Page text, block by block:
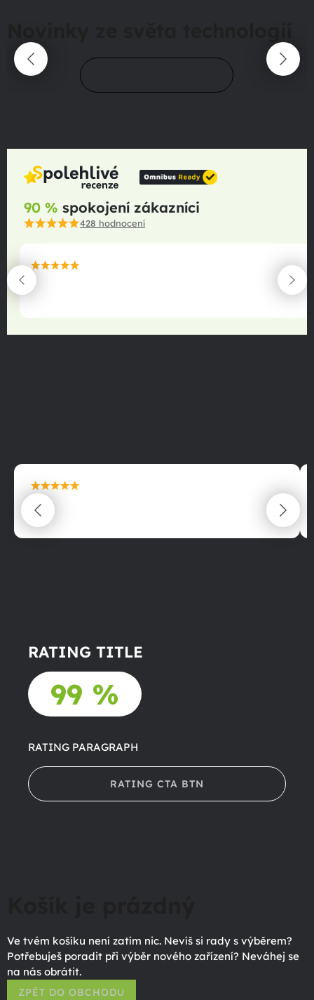
90 % spokojení zákazníci
428 hodnocení
maximální spokojenost
22.06.2025
maximální spokojenost
22.06.2025
RATING TITLE
99 %
RATING PARAGRAPH
RATING CTA BTN
Ve tvém košíku není zatím nic. Nevíš si rady s výběrem?
Potřebuješ poradit při výběr nového zařízení? Neváhej se
na nás obrátit.
ZPĚT DO OBCHODU